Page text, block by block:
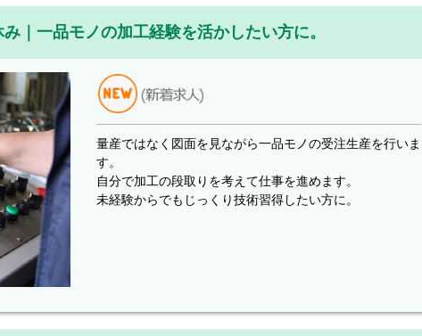
｜一品モノの加工経験を活かしたい方に。
量産ではなく図面を見ながら一品モノの受注生産を行いま
す。
自分で加工の段取りを考えて仕事を進めます。
未経験からでもじっくり技術習得したい方に。